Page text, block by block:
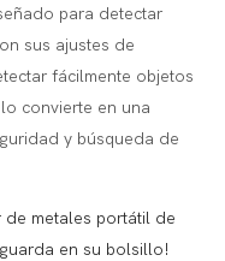
para detectar
sus ajustes de
fácilmente objetos
convierte en una
y búsqueda de
metales portátil de
en su bolsillo!